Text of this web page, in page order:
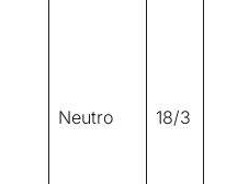
Neutro 18/3